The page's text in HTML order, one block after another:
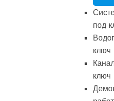
под
ключ
ключ